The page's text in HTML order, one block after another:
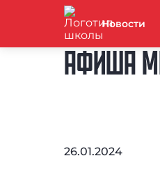
Новости
АФИША
26.01.2024